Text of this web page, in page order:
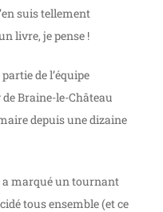
suis tellement
livre, je pense !
de l’équipe
de Braine-le-Château
depuis une dizaine
a marqué un tournant
tous ensemble (et ce